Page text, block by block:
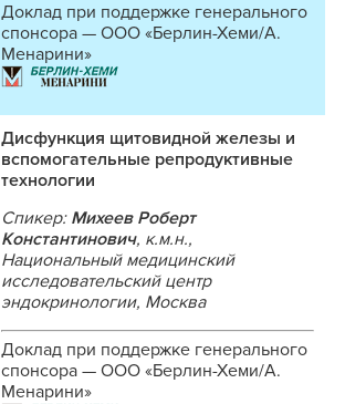
Доклад при поддержке генерального
спонсора — ООО «Берлин-Хеми/А.
Менарини»
Дисфункция щитовидной железы и
вспомогательные репродуктивные
технологии
Спикер: Михеев Роберт
Константинович, к.м.н.,
Национальный медицинский
исследовательский центр
эндокринологии, Москва
Доклад при поддержке генерального
спонсора — ООО «Берлин-Хеми/А.
Менарини»